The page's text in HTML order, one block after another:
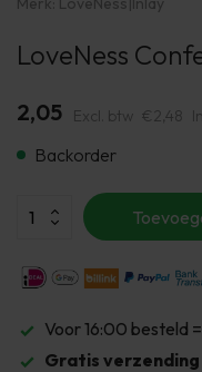
LoveNess
2,05 Excl. btw €2,48
Backorder
Voor 16:00 besteld =
Gratis verzending